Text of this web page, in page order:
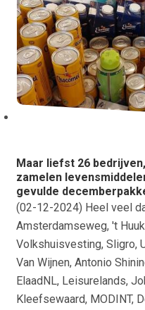
Maar liefst 26
zamelen
gevulde
(02-12-2024) Heel veel
Amsterdamseweg, 't
Volkshuisvesting, Sligro,
Van Wijnen, Antonio
ElaadNL, Leisurelands,
Kleefsewaard, MODINT,